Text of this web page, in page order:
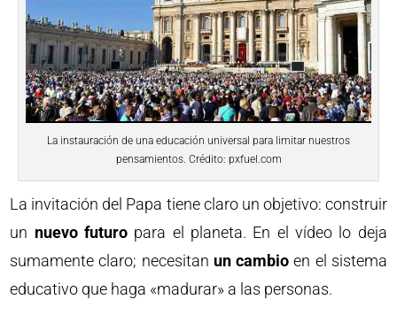
La instauración de una educación universal para limitar nuestros
pensamientos. Crédito: pxfuel.com
La invitación del Papa tiene claro un objetivo: construir
un nuevo futuropara el planeta. En el vídeo lo deja
sumamente claro; necesitan un cambio en el sistema
educativo que haga «madurar» a las personas.